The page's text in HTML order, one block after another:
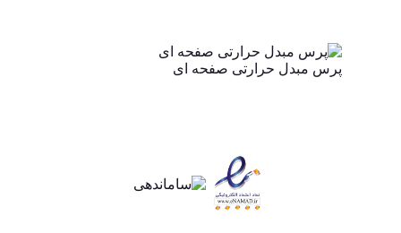
پرس مبدل حرارتی صفحه ای